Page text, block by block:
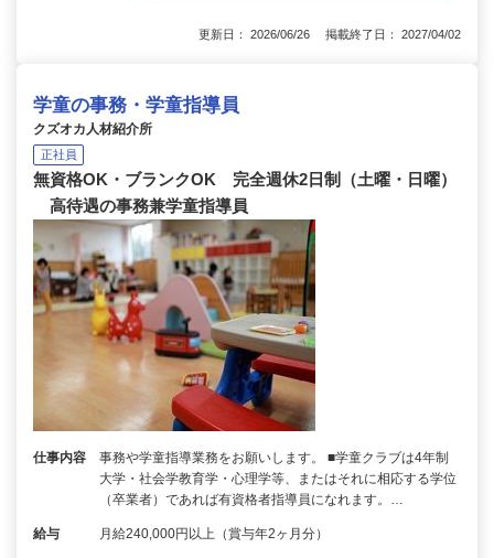
更新日： 2026/06/26 掲載終了日： 2027/04/02
学童の事務・学童指導員
クズオカ人材紹介所
正社員
無資格OK・ブランクOK 完全週休2日制（土曜・日曜）
高待遇の事務兼学童指導員
仕事内容
事務や学童指導業務をお願いします。 ■学童クラブは4年制
大学・社会学教育学・心理学等、またはそれに相応する学位
（卒業者）であれば有資格者指導員になれます。…
給与 月給240,000円以上（賞与年2ヶ月分）